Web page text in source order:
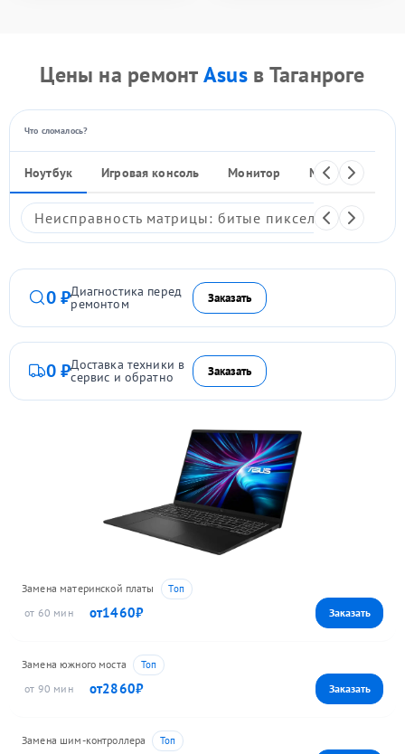
Цены на ремонтAsusв Таганроге
Что сломалось?
Ноутбук Игровая консоль Монитор Моноблок
Неисправность матрицы: битые пиксели,
0 ₽Диагностика перед
ремонтом Заказать
0 ₽Доставка техники в
сервис и обратно Заказать
Замена материнской платы
60
1460
Замена южного моста
90
2860
Замена шим-контроллера